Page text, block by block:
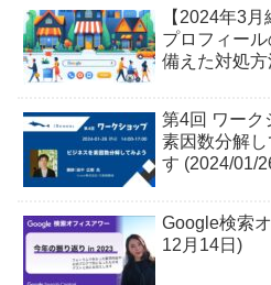
【2024年3
プロフィー
備えた対処方
第4回 ワーク
素因数分解
す (2024/01/
Google検索
12月14日)